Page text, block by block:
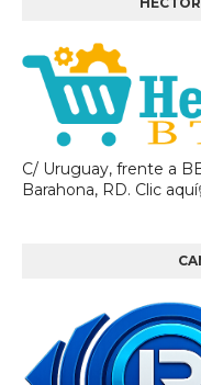
C/ Uruguay, frente a
Barahona, RD. Clic